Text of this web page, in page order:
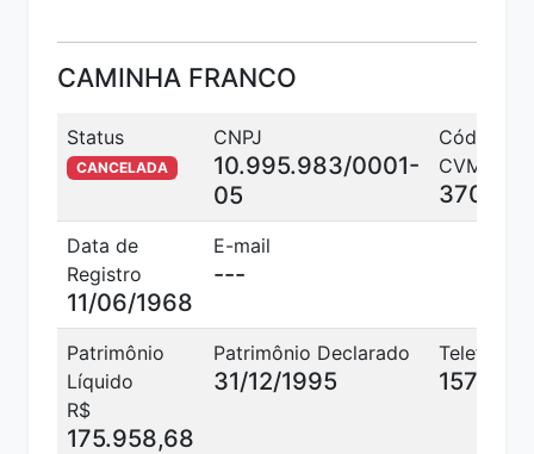
CAMINHA FRANCO
Status
CANCELADA
CNPJ
10.995.983/0001-
05
Código
CVM
370
Data de
Registro
11/06/1968
E-mail
---
Patrimônio
Líquido
R$
175.958,68
Patrimônio Declarado
31/12/1995
Telefone
1577